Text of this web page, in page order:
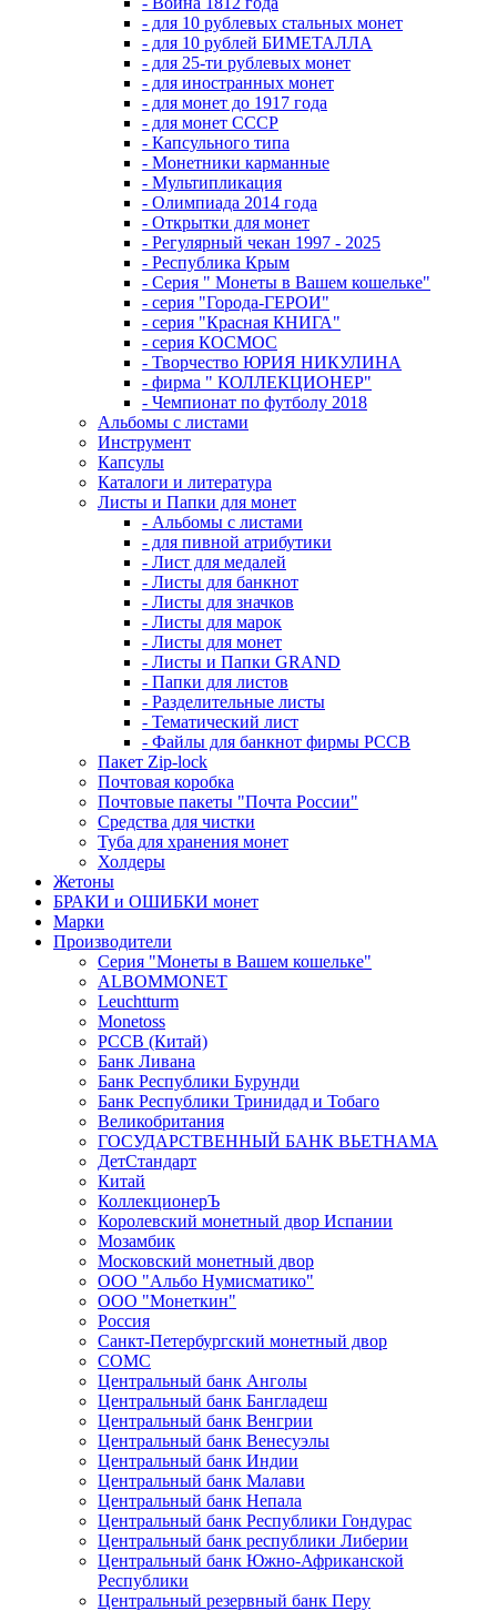
- для 10 рублевых стальных монет
- для 10 рублей БИМЕТАЛЛА
- для 25-ти рублевых монет
- для иностранных монет
- для монет до 1917 года
- для монет СССР
- Капсульного типа
- Монетники карманные
- Мультипликация
- Олимпиада 2014 года
- Открытки для монет
- Регулярный чекан 1997 - 2025
- Республика Крым
- Серия " Монеты в Вашем кошельке"
- серия "Города-ГЕРОИ"
- серия "Красная КНИГА"
- серия КОСМОС
- Творчество ЮРИЯ НИКУЛИНА
- фирма " КОЛЛЕКЦИОНЕР"
- Чемпионат по футболу 2018
Альбомы с листами
Инструмент
Капсулы
Каталоги и литература
Листы и Папки для монет
- Альбомы с листами
- для пивной атрибутики
- Лист для медалей
- Листы для банкнот
- Листы для значков
- Листы для марок
- Листы для монет
- Листы и Папки GRAND
- Папки для листов
- Разделительные листы
- Тематический лист
- Файлы для банкнот фирмы PCCB
Пакет Zip-lock
Почтовая коробка
Почтовые пакеты "Почта России"
Средства для чистки
Туба для хранения монет
Холдеры
Жетоны
БРАКИ и ОШИБКИ монет
Марки
Производители
Серия "Монеты в Вашем кошельке"
ALBOMMONET
Leuchtturm
Monetoss
PCCB (Китай)
Банк Ливана
Банк Республики Бурунди
Банк Республики Тринидад и Тобаго
Великобритания
ГОСУДАРСТВЕННЫЙ БАНК ВЬЕТНАМА
ДетСтандарт
Китай
КоллекционерЪ
Королевский монетный двор Испании
Мозамбик
Московский монетный двор
ООО "Альбо Нумисматико"
ООО "Монеткин"
Россия
Санкт-Петербургский монетный двор
СОМС
Центральный банк Анголы
Центральный банк Бангладеш
Центральный банк Венгрии
Центральный банк Венесуэлы
Центральный банк Индии
Центральный банк Малави
Центральный банк Непала
Центральный банк Республики Гондурас
Центральный банк республики Либерии
Центральный банк Южно-Африканской
Республики
Центральный резервный банк Перу